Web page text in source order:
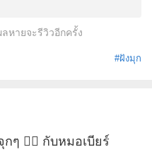
หายจะรีวิวอีกครั้ง
#ฝังมุก
ๆ ✊🏻 กับหมอเบียร์